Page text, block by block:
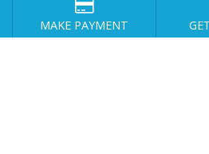
MAKE PAYMENT